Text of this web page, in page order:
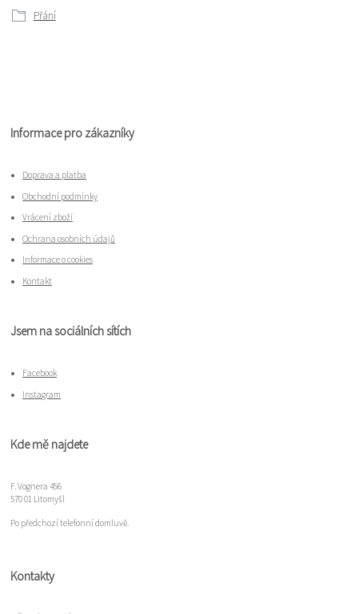
Přání
Informace pro zákazníky
Doprava a platba
Obchodní podmínky
Vrácení zboží
Ochrana osobních údajů
Informace o cookies
Kontakt
Jsem na sociálních sítích
Facebook
Instagram
Kde mě najdete
F. Vognera 456
570 01 Litomyšl
Po předchozí telefonní domluvě.
Kontakty